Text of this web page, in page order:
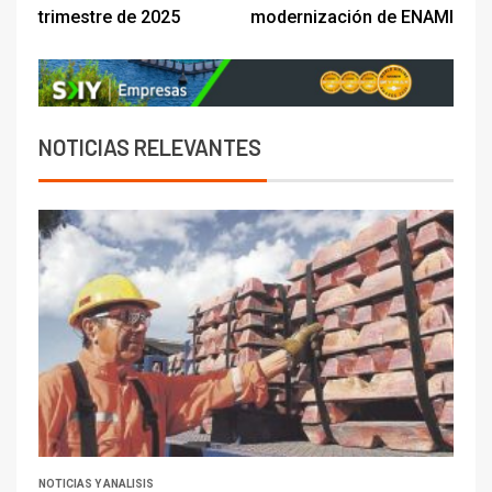
trimestre de 2025
modernización de ENAMI
NOTICIAS RELEVANTES
NOTICIAS Y ANALISIS